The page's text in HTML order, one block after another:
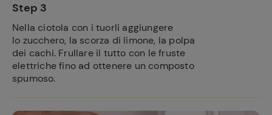
Step 3
Nella ciotola con i tuorli aggiungere
lo zucchero, la scorza di limone, la polpa
dei cachi. Frullare il tutto con le fruste
elettriche fino ad ottenere un composto
spumoso.